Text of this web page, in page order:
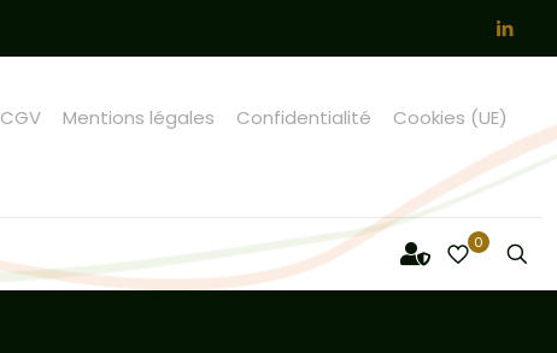
CGV Mentions légales Confidentialité Cookies (UE)
0